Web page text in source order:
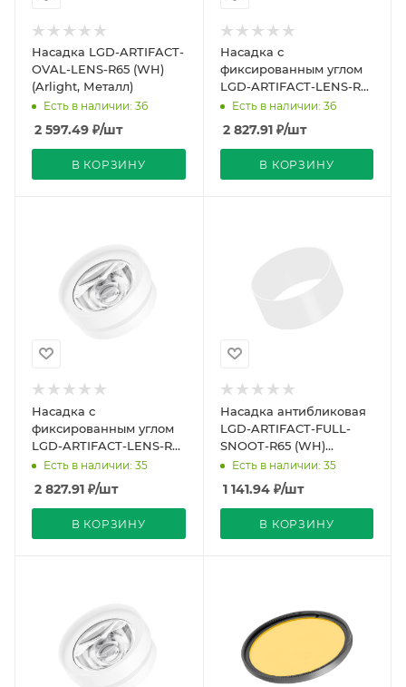
Насадка LGD-ARTIFACT-
OVAL-LENS-R65 (WH)
(Arlight, Металл)
Есть в наличии: 36
2 597.49 ₽/шт
В КОРЗИНУ
Насадка с
фиксированным углом
LGD-ARTIFACT-LENS-R65
(WH, 15 deg) (Arlight,
Есть в наличии: 36
2 827.91₽/шт
В КОРЗИНУ
Насадка с
фиксированным углом
LGD-ARTIFACT-LENS-R65
(WH, 10 deg) (Arlight,
Есть в наличии: 35
2 827.91 ₽/шт
В КОРЗИНУ
Насадка антибликовая
LGD-ARTIFACT-FULL-
SNOOT-R65 (WH)
(Arlight, Металл)
Есть в наличии: 35
1 141.94₽/шт
В КОРЗИНУ